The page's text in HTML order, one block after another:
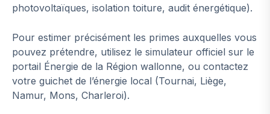
photovoltaïques, isolation toiture, audit énergétique).
Pour estimer précisément les primes auxquelles vous
pouvez prétendre, utilisez le simulateur officiel sur le
portail Énergie de la Région wallonne, ou contactez
votre guichet de l’énergie local (Tournai, Liège,
Namur, Mons, Charleroi).